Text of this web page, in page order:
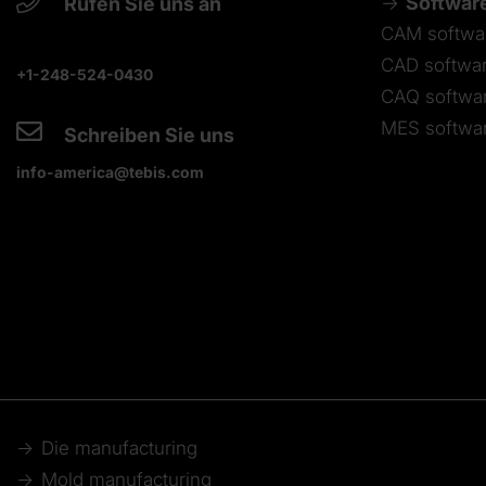
+1-248-524-0430
Schreiben Sie uns
info-america@tebis.com
CAM
CAD
CAQ
MES
Die manufacturing
Mold manufacturing